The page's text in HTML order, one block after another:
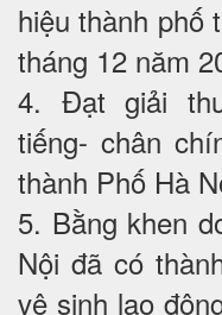
hiệu thành phố
tháng 12 năm
4. Đạt giải
tiếng- chân
thành Phố Hà
5. Bằng khen
Nội đã có
vệ sinh lao